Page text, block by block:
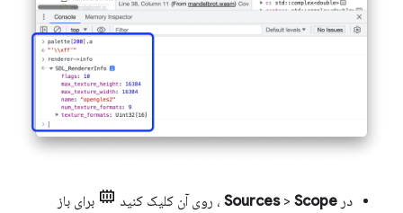
در Sources> Scope ، روی آن کلیک کنید
برای باز